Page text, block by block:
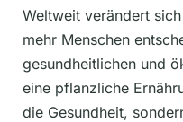
Weltweit verändert
mehr Menschen
gesundheitlichen und
eine pflanzliche
die Gesundheit,